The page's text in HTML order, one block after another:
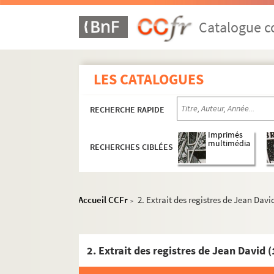
Catalogue
LES CATALOGUES
RECHERCHE RAPIDE
RECHERCHES CIBLÉES
Imprimés
multimédia
Accueil CCFr > 2. Extrait des registres de Jean
2. Extrait des registres de Jean David
554. « Petite Liève pour le Journalier de la
555. Recueil manuscrit de plusieurs pièces
556. Sommaire des délibérations prises
558. Mémoires de Bouchet de Faucon
559. Livre d'éphémérides de MM. Barbier
560. Monographie de la commune de la
561. Discours composés par des
562. Pontificium arelatense seu historia
563. « Titres de familles »
567.Description des anciens monumes
568. « Recueil des chapelles fondées dans